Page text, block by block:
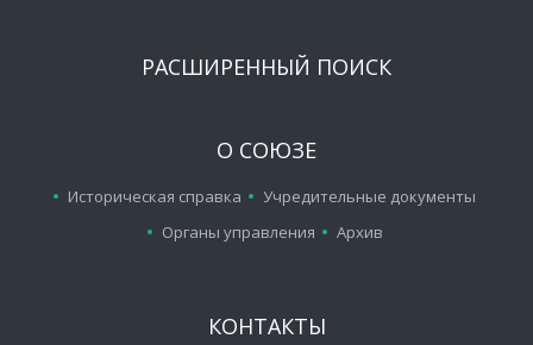
РАСШИРЕННЫЙ ПОИСК
О СОЮЗЕ
Историческая справка
Учредительные документы
Органы управления
Архив
КОНТАКТЫ